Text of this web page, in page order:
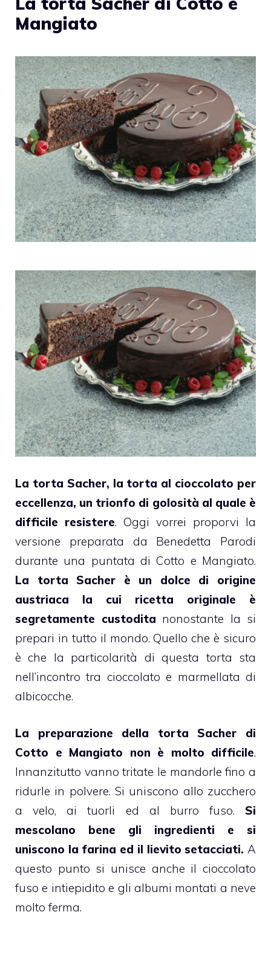
Mangiato
La torta Sacher, la torta al cioccolato per
eccellenza, un trionfo di golosità al quale è
difficile resistere. Oggi vorrei proporvi la
versione preparata da Benedetta Parodi
durante una puntata diCotto e Mangiato.
La torta Sacher è un dolce di origine
austriaca la cui ricetta originale è
segretamente custodita nonostante la si
prepari in tutto il mondo. Quello che è sicuro
è che la particolarità di questa torta sta
nell’incontro tra cioccolato e marmellata di
albicocche.
La preparazione della torta Sacher di
Cotto e Mangiato non è molto difficile.
Innanzitutto vanno tritate le mandorle fino a
ridurle in polvere. Si uniscono allo zucchero
a velo, ai tuorli ed al burro fuso. Si
mescolano bene gli ingredienti e si
uniscono la farina ed il lievito setacciati. A
questo punto si unisce anche il cioccolato
fuso e intiepidito e gli albumi montati a neve
molto ferma.